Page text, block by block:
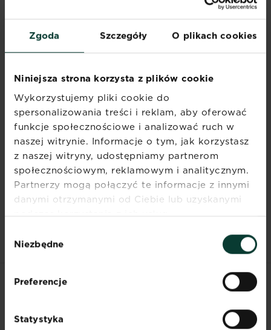
Zgoda Szczegóły O plikach cookies
Niniejsza strona korzysta z plików cookie
Wykorzystujemy pliki cookie do
spersonalizowania treści i reklam, aby oferować
funkcje społecznościowe i analizować ruch w
naszej witrynie. Informacje o tym, jak korzystasz
z naszej witryny, udostępniamy partnerom
społecznościowym, reklamowym i analitycznym.
Partnerzy mogą połączyć te informacje z innymi
danymi otrzymanymi od Ciebie lub uzyskanymi
podczas korzystania z ich usług.
zgody
Niezbędne
Preferencje
Statystyka
wydłużonym nitkowatym kształcie
występują w glebie atakując korzenie roślin
wnikając do tkanek powodując
w różach.